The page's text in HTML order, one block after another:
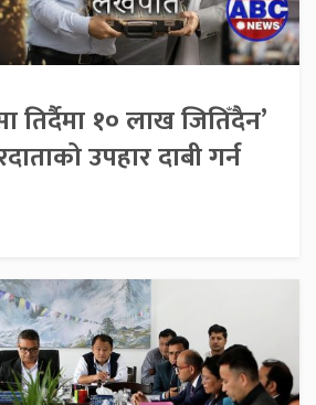
तिर्दैमा १० लाख जितिँदैन’
उपहार दाबी गर्न